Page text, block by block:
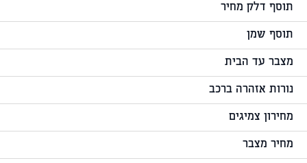
תוסף דלק מחיר
תוסף שמן
מצבר עד הבית
נורות אזהרה ברכב
מחירון צמיגים
מחיר מצבר